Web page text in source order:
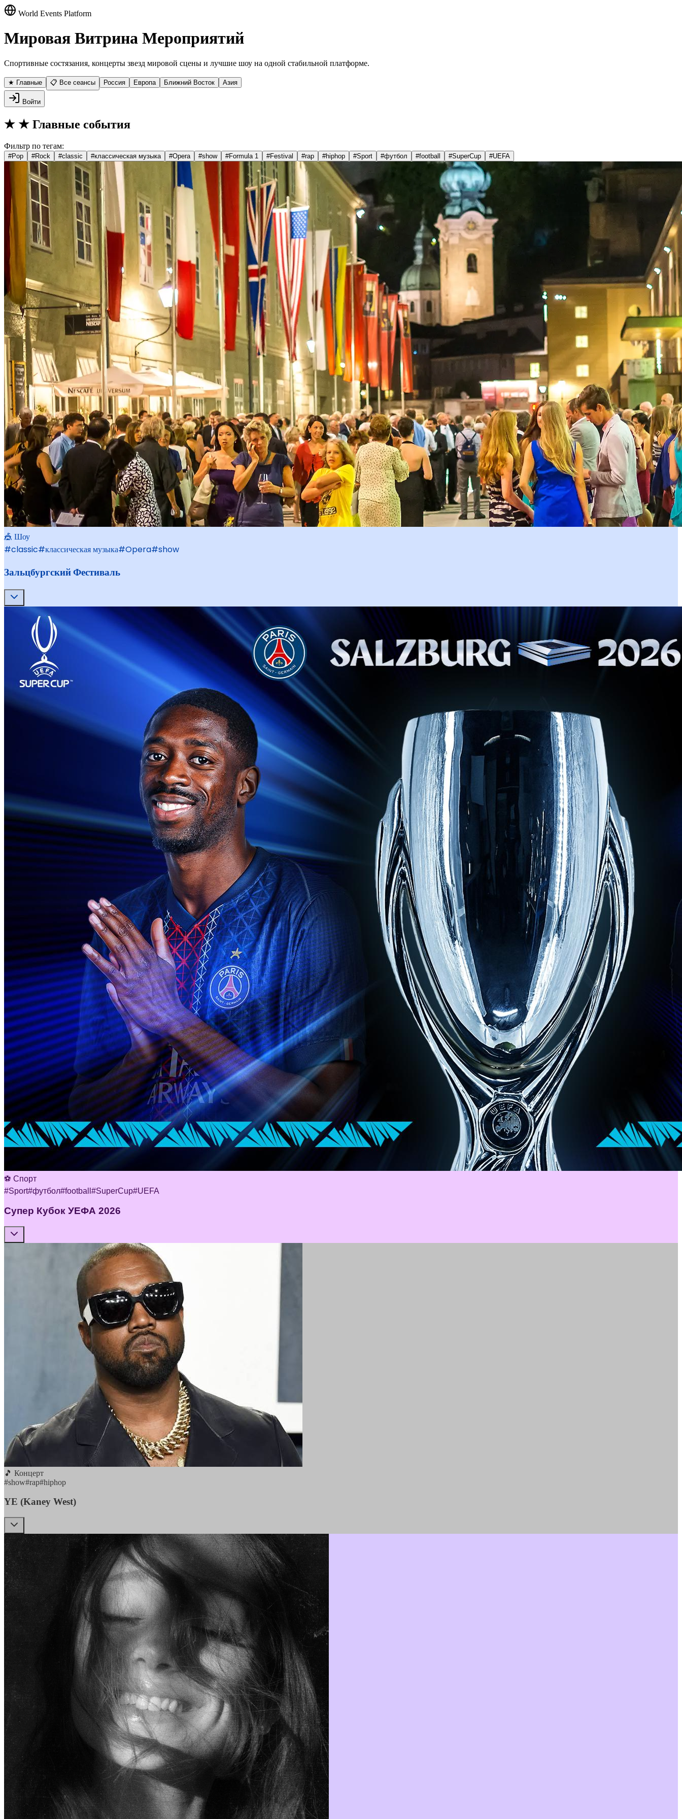
World Events Platform
Мировая Витрина Мероприятий
Спортивные состязания, концерты звезд мировой сцены и лучшие шоу на одной стабильной платформе.
★ Главные 📋 Все сеансы Россия Европа Ближний Восток Азия
Войти
★ ★ Главные события
Фильтр по тегам:
#Pop #Rock #classic #классическая музыка #Opera #show #Formula 1 #Festival #rap #hiphop #Sport #футбол #football #SuperCup #UEFA
🎪 Шоу
#classic#классическая музыка#Opera#show
Зальцбургский Фестиваль
⚽ Спорт
#Sport#футбол#football #SuperCup#UEFA
Супер Кубок УЕФА 2026
🎵 Концерт
#show#rap#hiphop
YE (Kaney West)